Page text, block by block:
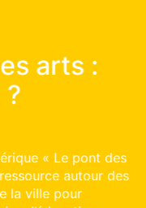
Le
Vous
prochains